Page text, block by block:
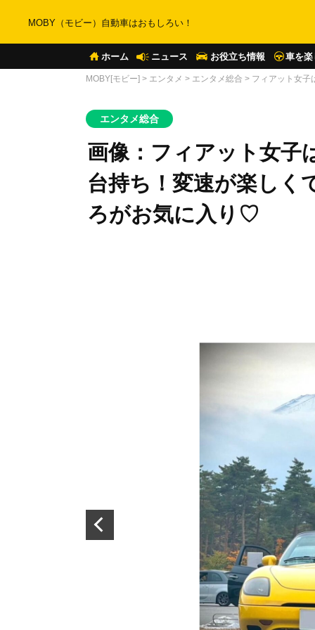
MOBY（モビー）自動車はおもしろい！
ホーム ニュース お役立ち情報 車を楽
MOBY[モビー] > エンタメ > エンタメ総合 > フィアット女子
エンタメ総合
画像：フィアット女子
台持ち！変速が楽しく
ろがお気に入り♡